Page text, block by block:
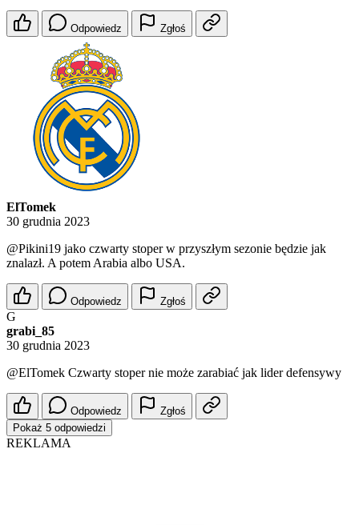
Odpowiedz Zgłoś
ElTomek
30 grudnia 2023
@Pikini19 jako czwarty stoper w przyszłym sezonie będzie jak
znalazł. A potem Arabia albo USA.
Odpowiedz Zgłoś
G
grabi_85
30 grudnia 2023
@ElTomek Czwarty stoper nie może zarabiać jak lider defensywy
Odpowiedz
Zgłoś
Pokaż 5 odpowiedzi
REKLAMA